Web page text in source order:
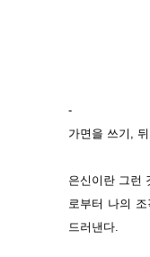
-
가면을 쓰기,
은신이란 그런
로부터 나의
드러낸다.